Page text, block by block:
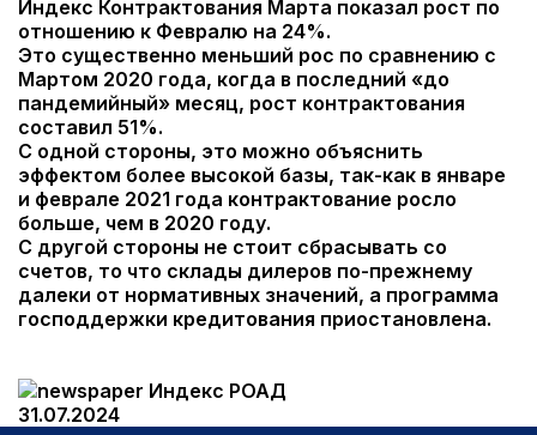
Индекс Контрактования Марта показал рост по
отношению к Февралю на 24%.
Это существенно меньший рос по сравнению с
Мартом 2020 года, когда в последний «до
пандемийный» месяц, рост контрактования
составил 51%.
С одной стороны, это можно объяснить
эффектом более высокой базы, так-как в январе
и феврале 2021 года контрактование росло
больше, чем в 2020 году.
С другой стороны не стоит сбрасывать со
счетов, то что склады дилеров по-прежнему
далеки от нормативных значений, а программа
господдержки кредитования приостановлена.
Индекс РОАД
31.07.2024